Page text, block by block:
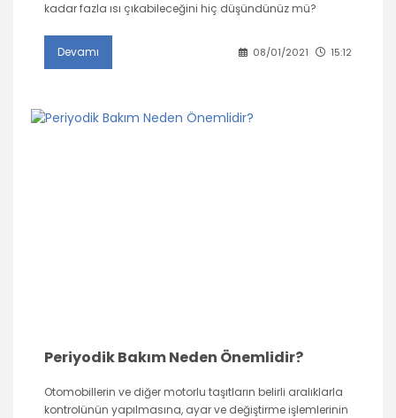
kadar fazla ısı çıkabileceğini hiç düşündünüz mü?
Devamı 08/01/2021 15:12
Periyodik Bakım Neden Önemlidir?
Otomobillerin ve diğer motorlu taşıtların belirli aralıklarla
kontrolünün yapılmasına, ayar ve değiştirme işlemlerinin